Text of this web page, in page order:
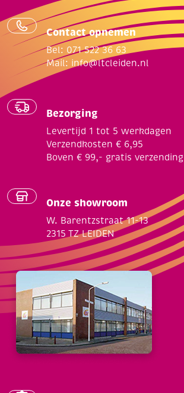
Contact opnemen
Bel: 071 522 36 63
Mail: info@ltcleiden.nl
Bezorging
Levertijd 1 tot 5 werkdagen
Verzendkosten € 6,95
Boven € 99,- gratis verzending
Onze showroom
W. Barentzstraat 11-13
2315 TZ LEIDEN